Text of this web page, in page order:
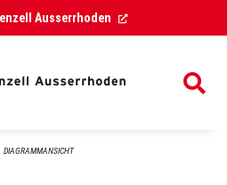
Ausserrhoden (External Link)
DIAGRAMMANSICHT